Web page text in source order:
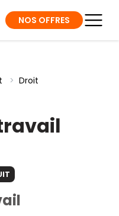
NOS OFFRES
> Droit